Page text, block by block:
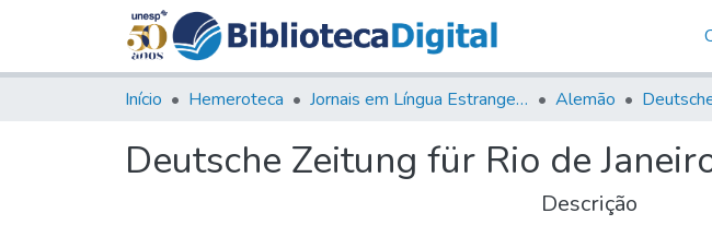
Início Hemeroteca Jornais em Língua Estrangeira Alemão
Deutsche Zeitung für Rio de
Descrição